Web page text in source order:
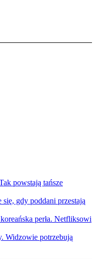
powstają tańsze
się, gdy poddani przestają
perła. Netfliksowi
Widzowie potrzebują